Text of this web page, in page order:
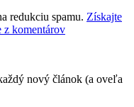
redukciu spamu. Získajte
z komentárov
nový článok (a oveľa